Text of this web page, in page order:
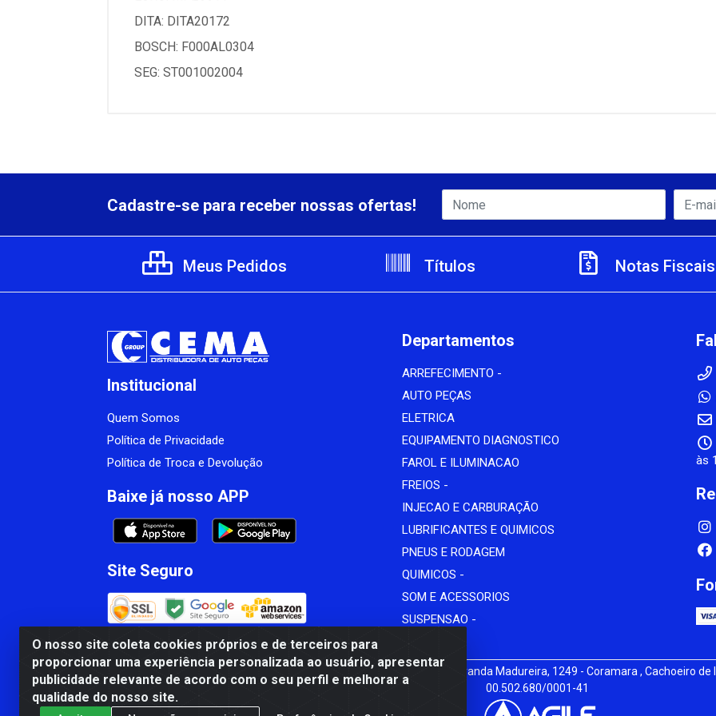
DITA: DITA20172
BOSCH: F000AL0304
SEG: ST001002004
O nosso site coleta cookies próprios e de terceiros para
proporcionar uma experiência personalizada ao usuário, apresentar
publicidade relevante de acordo com o seu perfil e melhorar a
qualidade do nosso site.
Cadastre-se para receber nossas ofertas!
Meus Pedidos Títulos Notas Fiscais
Institucional
Quem Somos
Política de Privacidade
Política de Troca e Devolução
Baixe já nosso APP
Site Seguro
Departamentos
ARREFECIMENTO -
AUTO PEÇAS
ELETRICA
EQUIPAMENTO DIAGNOSTICO
FAROL E ILUMINACAO
FREIOS -
INJECAO E CARBURAÇÃO
LUBRIFICANTES E QUIMICOS
PNEUS E RODAGEM
QUIMICOS -
SOM E ACESSORIOS
SUSPENSAO -
às
CBP MACEDO COMERCIO PEÇAS LTDA Matriz - av Mauro Miranda Madureira, 1249 - Coramara , Cachoeiro
00.502.680/0001-41